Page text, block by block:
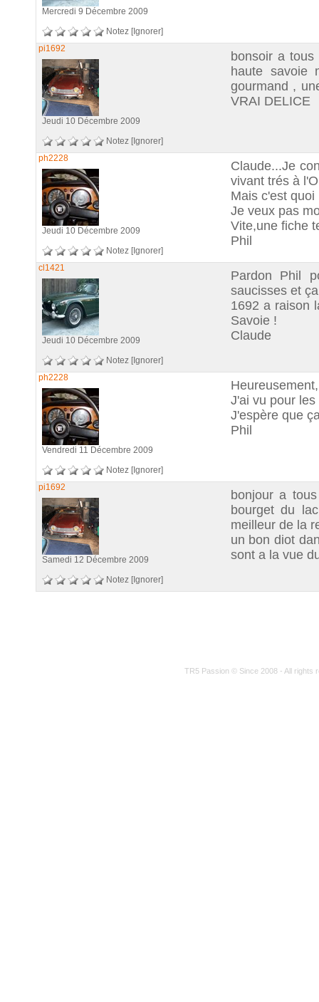
Mercredi 9 Décembre 2009
Notez [Ignorer]
pi1692
Jeudi 10 Décembre 2009
Notez [Ignorer]
bonsoir a
haute savoie
gourmand ,
VRAI DELICE
ph2228
Jeudi 10 Décembre 2009
Notez [Ignorer]
Claude...Je
vivant trés à
Mais c'est quoi
Je veux pas
Vite,une fiche
Phil
cl1421
Jeudi 10 Décembre 2009
Notez [Ignorer]
Pardon Phil
saucisses et
1692 a raison
Savoie !
Claude
ph2228
Vendredi 11 Décembre 2009
Notez [Ignorer]
J'ai vu pour
J'espère que
Phil
pi1692
Samedi 12 Décembre 2009
Notez [Ignorer]
bonjour a
bourget du
meilleur de la
un bon diot
sont a la vue
TR5 Passion © Since 2008 - All rights